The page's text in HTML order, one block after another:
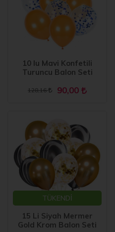
10 lu Mavi Konfetili
Turuncu Balon Seti
128,16 90,00
TÜKENDİ
15 Li Siyah Mermer
Gold Krom Balon Seti